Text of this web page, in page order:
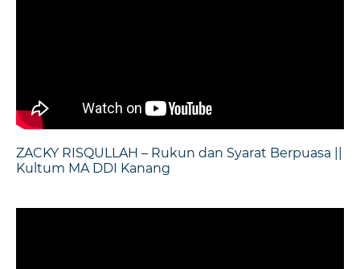
ZACKY RISQULLAH – Rukun dan Syarat Berpuasa ||
Kultum MA DDI Kanang